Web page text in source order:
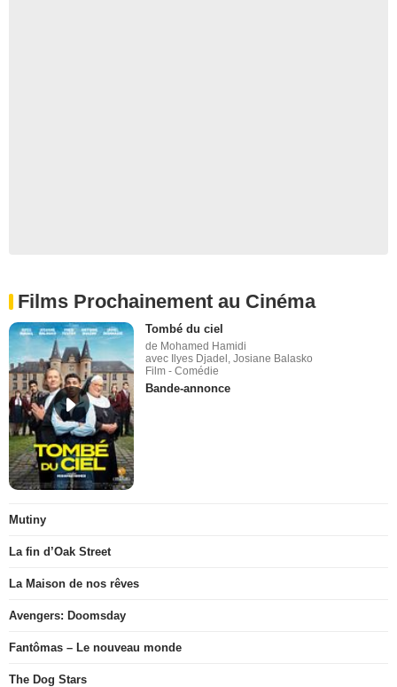
Films Prochainement au Cinéma
Tombé du ciel
de Mohamed Hamidi
avec Ilyes Djadel, Josiane Balasko
Film - Comédie
Bande-annonce
Mutiny
La fin d’Oak Street
La Maison de nos rêves
Avengers: Doomsday
Fantômas – Le nouveau monde
The Dog Stars